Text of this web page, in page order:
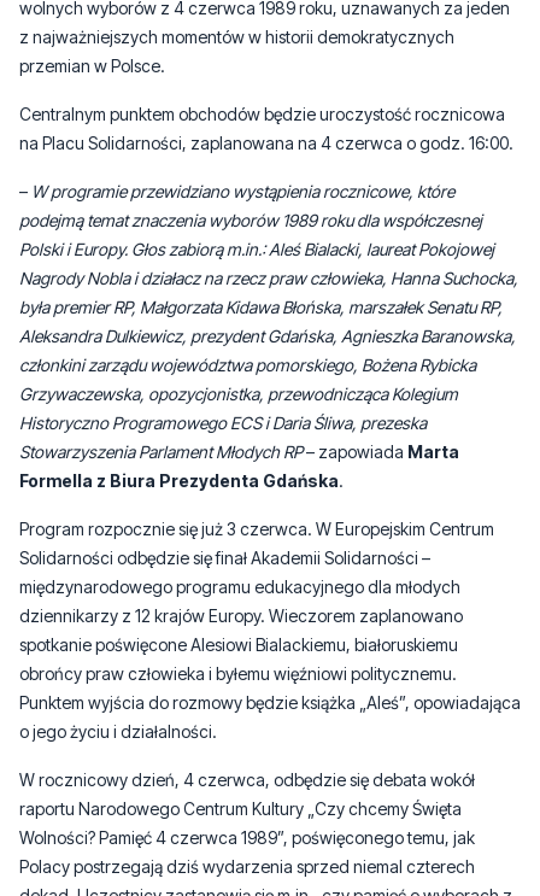
wolnych wyborów z 4 czerwca 1989 roku, uznawanych za jeden
z najważniejszych momentów w historii demokratycznych
przemian w Polsce.
Centralnym punktem obchodów będzie uroczystość rocznicowa
na Placu Solidarności, zaplanowana na 4 czerwca o godz. 16:00.
– W programie przewidziano wystąpienia rocznicowe, które
podejmą temat znaczenia wyborów 1989 roku dla współczesnej
Polski i Europy. Głos zabiorą m.in.: Aleś Bialacki, laureat Pokojowej
Nagrody Nobla i działacz na rzecz praw człowieka, Hanna Suchocka,
była premier RP, Małgorzata Kidawa Błońska, marszałek Senatu RP,
Aleksandra Dulkiewicz, prezydent Gdańska, Agnieszka Baranowska,
członkini zarządu województwa pomorskiego, Bożena Rybicka
Grzywaczewska, opozycjonistka, przewodnicząca Kolegium
Historyczno Programowego ECS i Daria Śliwa, prezeska
Stowarzyszenia Parlament Młodych RP– zapowiada Marta
Formella z Biura Prezydenta Gdańska.
Program rozpocznie się już 3 czerwca. W Europejskim Centrum
Solidarności odbędzie się finał Akademii Solidarności –
międzynarodowego programu edukacyjnego dla młodych
dziennikarzy z 12 krajów Europy. Wieczorem zaplanowano
spotkanie poświęcone Alesiowi Bialackiemu, białoruskiemu
obrońcy praw człowieka i byłemu więźniowi politycznemu.
Punktem wyjścia do rozmowy będzie książka „Aleś”, opowiadająca
o jego życiu i działalności.
W rocznicowy dzień, 4 czerwca, odbędzie się debata wokół
raportu Narodowego Centrum Kultury „Czy chcemy Święta
Wolności? Pamięć 4 czerwca 1989”, poświęconego temu, jak
Polacy postrzegają dziś wydarzenia sprzed niemal czterech